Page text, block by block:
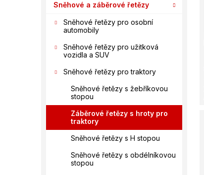
Sněhové a záběrové řetězy
Sněhové řetězy pro osobní
automobily
Sněhové řetězy pro užitková
vozidla a SUV
Sněhové řetězy pro traktory
Sněhové řetězy s žebříkovou
stopou
Záběrové řetězy s hroty pro
traktory
Sněhové řetězy s H stopou
Sněhové řetězy s obdélníkovou
stopou